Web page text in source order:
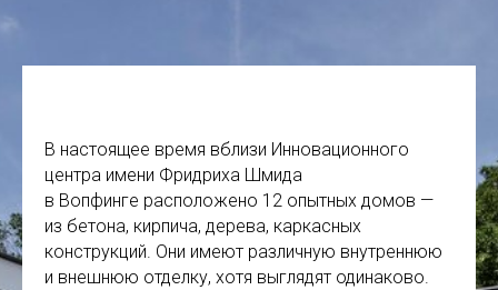
В настоящее время вблизи Инновационного
центра имени Фридриха Шмида
в Вопфинге расположено 12 опытных домов —
из бетона, кирпича, дерева, каркасных
конструкций. Они имеют различную внутреннюю
и внешнюю отделку, хотя выглядят одинаково.